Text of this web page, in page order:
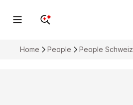
Home People People Schweiz